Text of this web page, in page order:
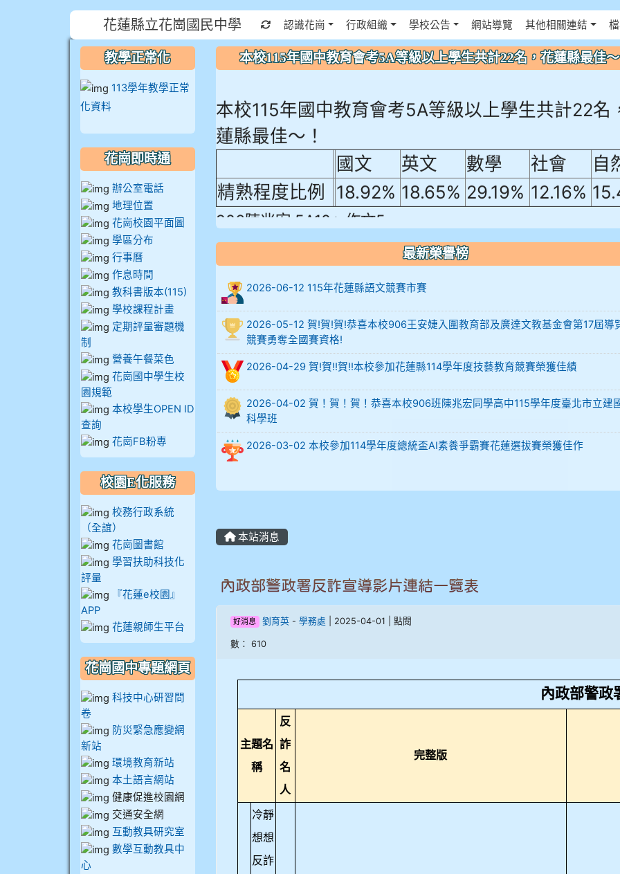
花蓮縣立花崗國民中學 重新取得佈景設定
認識花崗 行政組織 學校公告 網站導覽 其他相關連結
本校115年國中教育會考5A等級以上學生共計22名，花蓮縣最佳～
蓮縣最佳～！
國文
英文 數學 社會
自
精熟程度比例 18.92% 18.65% 29.19% 12.16%
906陳兆宏 5A10+ 作文5
912余 嘉 5A10+
914謝佩臻 5A10+
902蘇奕愷
903陳品帆
904彭子庭
905蔣昇和
907張晏寧
908彭主豪
909林玉楓
909林朝智
910謝尚橙
910呂芃澔
910溫婕伶
最新榮譽榜
2026-06-12 115年花蓮縣語文競賽市賽
2026-05-12 賀!賀!賀!恭喜本校906王安婕入圍教育部及廣達文教基金會第17屆導
競賽勇奪全國賽資格!
2026-04-29 賀!賀!!賀!!本校參加花蓮縣114學年度技藝教育競賽榮獲佳績
2026-04-02 賀！賀！賀！恭喜本校906班陳兆宏同學高中115學年度臺北市立建
科學班
2026-03-02 本校參加114學年度總統盃AI素養爭霸賽花蓮選拔賽榮獲佳作
本站消息
內政部警政署反詐宣導影片連結一覽表
好消息 劉育英- 學務處 | 2025-04-01 | 點閱
數： 610
內政部警政
主題名
稱
反
詐
名
人
完整版
冷靜
想想
反詐
教學正常化
113學年教學正常
化資料
花崗即時通
辦公室電話
地理位置
花崗校園平面圖
學區分布
行事曆
作息時間
教科書版本(115)
學校課程計畫
定期評量審題機
制
營養午餐菜色
花崗國中學生校
園規範
本校學生OPEN ID
查詢
花崗FB粉專
校園E化服務
校務行政系統
（全誼）
花崗圖書館
學習扶助科技化
評量
『花蓮e校園』
APP
花蓮親師生平台
花崗國中專題網頁
科技中心研習問
卷
防災緊急應變網
新站
環境教育新站
本土語言網站
健康促進校園網
交通安全網
互動教具研究室
數學互動教具中
心